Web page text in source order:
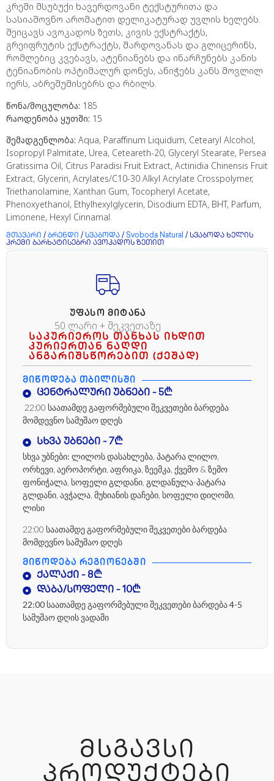
კრემი მსუბუქი ხავერდოვანი ტექსტურითა და
სასიამოვნო არომატით დელიკატურად უვლის ხელებს.
შეიცავს ავოკადოს ზეთს, კივის ექსტრაქტს,
გრეიფრუტის ექსტრაქტს, შარდოვანას და გლიცერინს,
რომლებიც კვებავს, ატენიანებს და ინარჩუნებს კანის
ტენიანობის ოპტიმალურ დონეს, ანიჭებს კანს მოვლილ
იერს, აბრეშუმისებრს და რბილს.
წონა/მოცულობა: 185
რაოდენობა ყუთში: 15
შემადგენლობა: Aqua, Paraffinum Liquidum, Cetearyl Alcohol,
Isopropyl Palmitate, Urea, Ceteareth-20, Glyceryl Stearate, Persea
Gratissima Oil, Citrus Paradisi Fruit Extract, Actinidia Chinensis Fruit
Extract, Glycerin, Acrylates/C10-30 Alkyl Acrylate Crosspolymer,
Triethanolamine, Xanthan Gum, Tocopheryl Acetate,
Phenoxyethanol, Ethylhexylglycerin, Disodium EDTA, BHT, Parfum,
Limonene, Hexyl Cinnamal.
მთავარი / ბრენდი / სვაბოდა / Svoboda Natural / სვაბოდა ხელის
კრემი ბარხატისებრი ავოკადოს ზეთით
ᲣᲤᲐᲡᲝ ᲛᲘᲢᲐᲜᲐ
50 ლარი + შეკვეთაზე
საკურიეროს თანხას იხდით
კურიერთან ნაღდი
ანგარიშსწორებით (ქეშად)
ᲛᲘᲬᲝᲓᲔᲑᲐ ᲗᲑᲘᲚᲘᲡᲨᲘ
ცენტრალური უბნები - 5₾
22:00 საათამდე გაფორმებული შეკვეთები ბარდება
მომდევნო სამუშაო დღეს
სხვა უბნები - 7₾
სხვა უბნები: ლილოს დასახლება, პატარა ლილო,
ორხევი, აეროპორტი, აფრიკა, ზეემკა, ქვემო & ზემო
ფონიჭალა, სოფელი გლდანი, გლდანულა-პატარა
გლდანი, ავჭალა, მუხიანის დაჩები, სოფელი დიღომი,
ლისი
22:00 საათამდე გაფორმებული შეკვეთები ბარდება
მომდევნო სამუშაო დღეს
ᲛᲘᲬᲝᲓᲔᲑᲐ ᲠᲔᲒᲘᲝᲜᲔᲑᲨᲘ
ქალაქი - 8₾
დაბა/სოფელი - 10₾
22:00 საათამდე გაფორმებული შეკვეთები ბარდება 4-5
სამუშაო დღის ვადაში
ᲛᲡᲒᲐᲕᲡᲘ